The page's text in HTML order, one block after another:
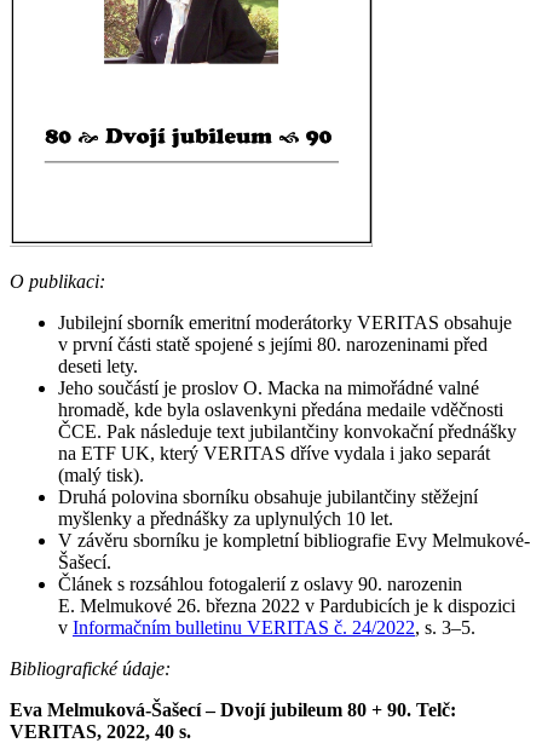
O publikaci:
Jubilejní sborník emeritní moderátorky VERITAS obsahuje
v první části statě spojené s jejími 80. narozeninami před
deseti lety.
Jeho součástí je proslov O. Macka na mimořádné valné
hromadě, kde byla oslavenkyni předána medaile vděčnosti
ČCE. Pak následuje text jubilantčiny konvokační přednášky
na ETF UK, který VERITAS dříve vydala i jako separát
(malý tisk).
Druhá polovina sborníku obsahuje jubilantčiny stěžejní
myšlenky a přednášky za uplynulých 10 let.
V závěru sborníku je kompletní bibliografie Evy Melmukové-
Šašecí.
Článek s rozsáhlou fotogalerií z oslavy 90. narozenin
E. Melmukové 26. března 2022 v Pardubicích je k dispozici
v Informačním bulletinu VERITAS č. 24/2022, s. 3–5.
Bibliografické údaje:
Eva Melmuková-Šašecí – Dvojí jubileum 80 + 90. Telč:
VERITAS, 2022, 40 s.